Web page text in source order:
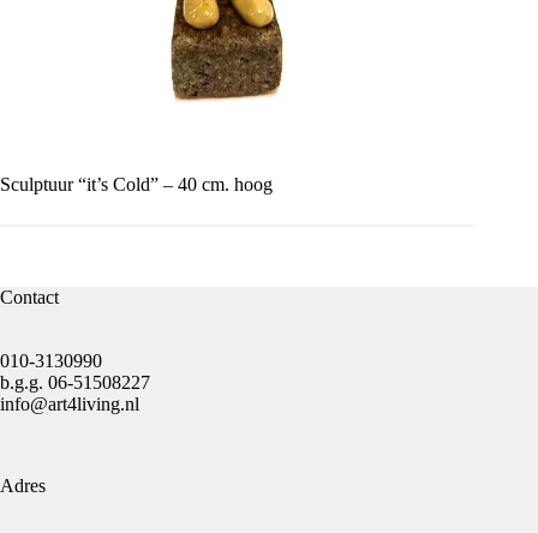
Sculptuur “it’s Cold” – 40 cm. hoog
Contact
010-3130990
b.g.g. 06-51508227
info@art4living.nl
Adres